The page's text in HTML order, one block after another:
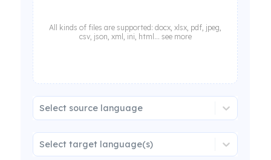
All kinds of files are supported: docx, xlsx, pdf, jpeg,
csv, json, xml, ini, html... see more
Select source language
Select target language(s)